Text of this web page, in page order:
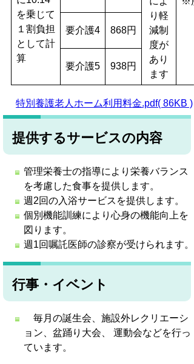
を乗じて
１割負担
として計
算
り軽
減制
度が
あり
ます
要介護4 868円
要介護5 938円
特別養護老人ホーム利用料金.pdf( 86KB )
提供するサービスの内容
管理栄養士の指導により栄養バランス
を考慮した食事を提供します。
週2回の入浴サービスを提供します。
個別機能訓練により心身の機能向上を
図ります。
週1回嘱託医師の診察が受けられます。
行事・イベント
毎月の誕生会、施設外レクリエーシ
ョン、盆踊り大会、 運動会などを行っ
ています。